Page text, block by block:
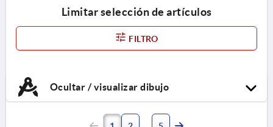
Limitar selección de artículos
FILTRO
Ocultar / visualizar dibujo